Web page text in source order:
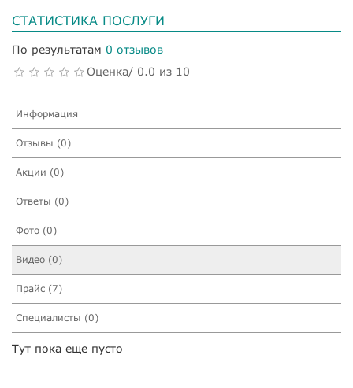
СТАТИСТИКА ПОСЛУГИ
По результатам 0 отзывов
Оценка/ 0.0 из 10
Информация
Отзывы (0)
Акции (0)
Ответы (0)
Фото (0)
Видео (0)
Прайс (7)
Специалисты (0)
Тут пока еще пусто